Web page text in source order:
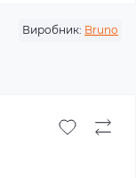
Виробник: Bruno